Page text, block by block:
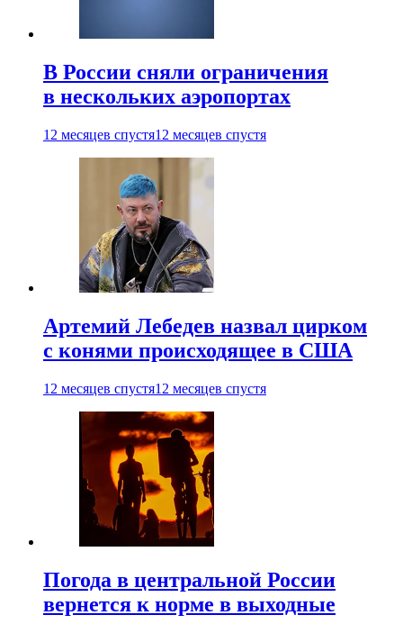
В России сняли ограничения
в нескольких аэропортах
12 месяцев спустя12 месяцев спустя
Артемий Лебедев назвал цирком
с конями происходящее в США
12 месяцев спустя12 месяцев спустя
Погода в центральной России
вернется к норме в выходные